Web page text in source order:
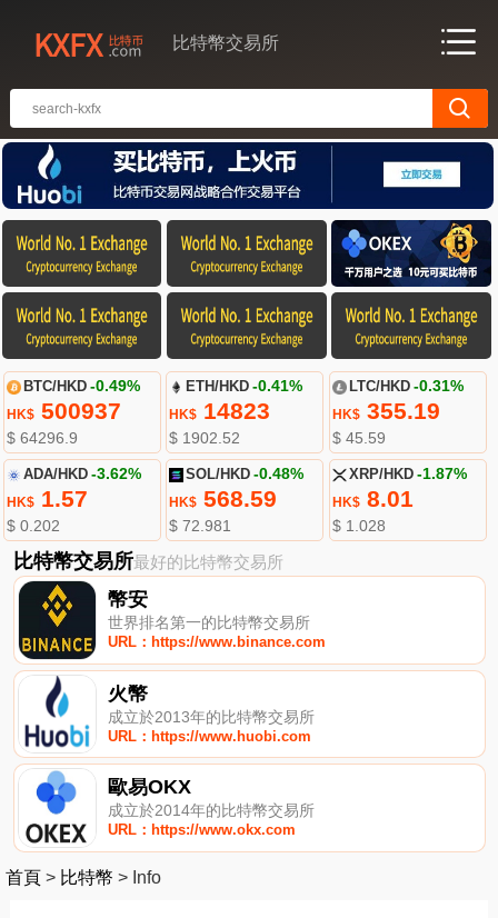
比特幣交易所
BTC/HKD -0.49%
HK$500937
$ 64296.9
ETH/HKD -0.41%
HK$ 14823
$ 1902.52
LTC/HKD -0.31%
HK$355.19
$ 45.59
ADA/HKD -3.62%
HK$1.57
$ 0.202
SOL/HKD -0.48%
HK$ 568.59
$ 72.981
XRP/HKD -1.87%
HK$8.01
$ 1.028
比特幣交易所最好的比特幣交易所
幣安
世界排名第一的比特幣交易所
URL：https://www.binance.com
火幣
成立於2013年的比特幣交易所
URL：https://www.huobi.com
歐易OKX
成立於2014年的比特幣交易所
URL：https://www.okx.com
首頁 > 比特幣 > Info